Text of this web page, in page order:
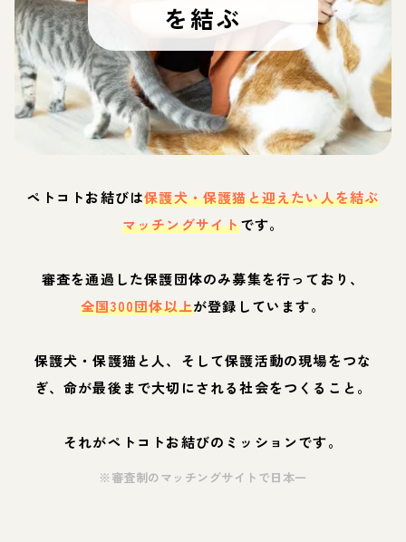
を結ぶ
ペトコトお結びは保護犬・保護猫と迎えたい人を結ぶ
マッチングサイトです。
審査を通過した保護団体のみ募集を行っており、
全国300団体以上が登録しています。
保護犬・保護猫と人、そして保護活動の現場をつな
ぎ、命が最後まで大切にされる社会をつくること。
それがペトコトお結びのミッションです。
※審査制のマッチングサイトで日本一